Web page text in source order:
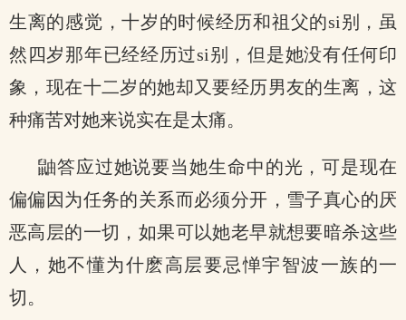
生离的感觉，十岁的时候经历和祖父的si别，虽
然四岁那年已经经历过si别，但是她没有任何印
象，现在十二岁的她却又要经历男友的生离，这
种痛苦对她来说实在是太痛。
鼬答应过她说要当她生命中的光，可是现在
偏偏因为任务的关系而必须分开，雪子真心的厌
恶高层的一切，如果可以她老早就想要暗杀这些
人，她不懂为什麽高层要忌惮宇智波一族的一
切。